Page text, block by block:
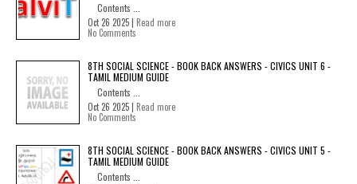
Contents ...
Oct 26 2025 | Read more
No Comments
8TH SOCIAL SCIENCE - BOOK BACK ANSWERS - CIVICS UNIT 6 -
TAMIL MEDIUM GUIDE
Contents ...
Oct 26 2025 | Read more
No Comments
8TH SOCIAL SCIENCE - BOOK BACK ANSWERS - CIVICS UNIT 5 -
TAMIL MEDIUM GUIDE
Contents ...